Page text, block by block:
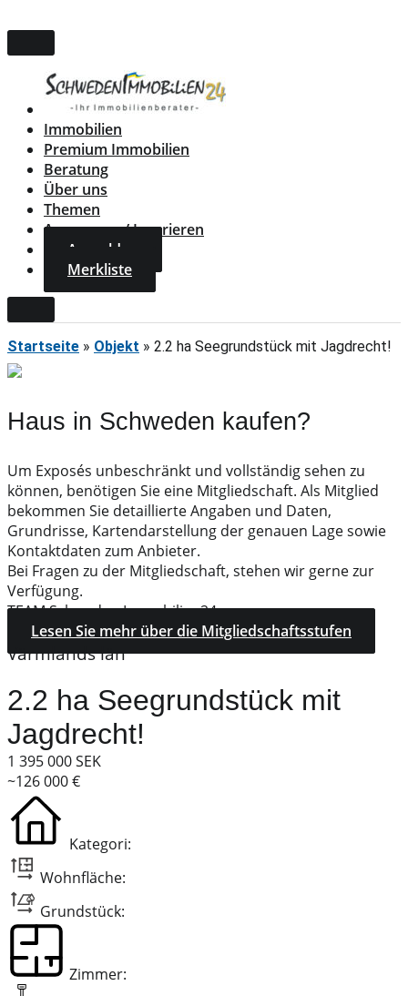
Inhalt
springen
Immobilien
Premium Immobilien
Beratung
Über uns
Themen
Annonsera / Inserieren
Anmelden
Merkliste
Startseite » Objekt » 2.2 ha Seegrundstück mit Jagdrecht!
Haus in Schweden kaufen?
Um Exposés unbeschränkt und vollständig sehen zu
können, benötigen Sie eine Mitgliedschaft. Als Mitglied
bekommen Sie detaillierte Angaben und Daten,
Grundrisse, Kartendarstellung der genauen Lage sowie
Kontaktdaten zum Anbieter.
Bei Fragen zu der Mitgliedschaft, stehen wir gerne zur
Verfügung.
TEAM Schweden Immobilien24
Lesen Sie mehr über die Mitgliedschaftsstufen
Värmlands län
2.2 ha Seegrundstück mit
Jagdrecht!
1 395 000 SEK
~126 000 €
Kategori:
Wohnfläche:
Grundstück:
Zimmer: